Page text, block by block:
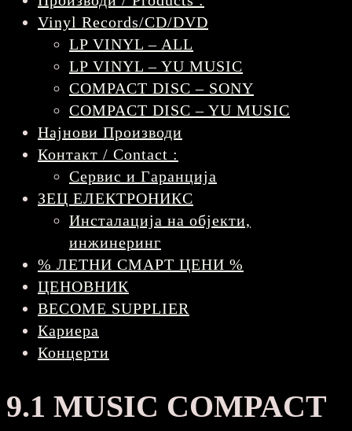
Vinyl Records/CD/DVD
LP VINYL – ALL
LP VINYL – YU MUSIC
COMPACT DISC – SONY
COMPACT DISC – YU MUSIC
Најнови Производи
Контакт / Contact :
Сервис и Гаранција
ЗЕЦ ЕЛЕКТРОНИКС
Инсталација на објекти,
инжинеринг
% ЛЕТНИ СМАРТ ЦЕНИ %
ЦЕНОВНИК
BECOME SUPPLIER
Кариера
Концерти
9.1 MUSIC COMPACT